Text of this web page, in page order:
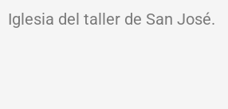
Iglesia del taller de San José.